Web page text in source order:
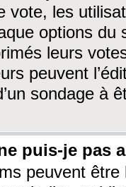
vote, les
options du
leurs
peuvent
sondage à
puis-je pas
peuvent être